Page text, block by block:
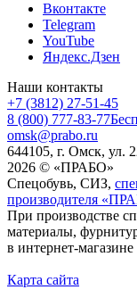
Вконтакте
Telegram
YouTube
Яндекс.Дзен
Наши контакты
+7 (3812) 27-51-45
8 (800) 777-83-77
omsk@prabo.ru
644105, г. Омск, ул.
2026 © «ПРАБО»
Спецобувь, СИЗ,
производителя
При производстве
материалы,
в интернет-
Карта сайта